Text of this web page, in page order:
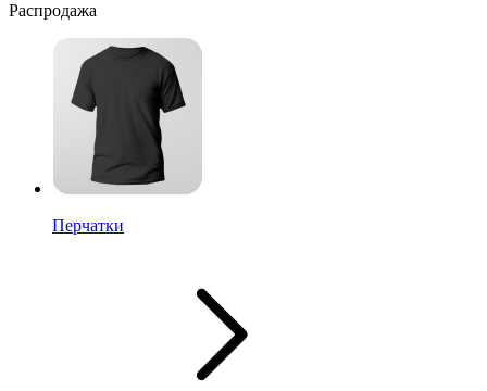
Распродажа
Перчатки